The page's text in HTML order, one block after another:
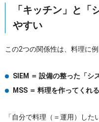
「キッチン」と「
やすい
この2つの関係性は、料理に
SIEM ＝ 設備の整った「シ
MSS ＝ 料理を作ってくれ
「自分で料理（＝運用）した